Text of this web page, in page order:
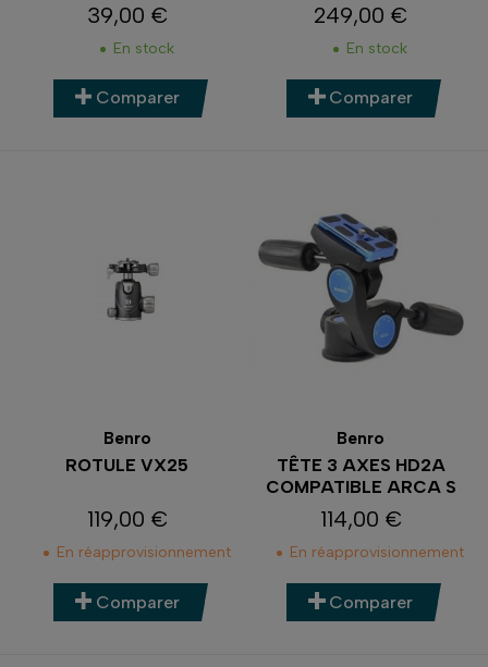
Prix
39,00 €
En stock
Comparer
Prix
249,00 €
En stock
Comparer
Benro
ROTULE VX25
Prix
119,00 €
En réapprovisionnement
Comparer
Benro
TÊTE 3 AXES HD2A
COMPATIBLE ARCA S
Prix
114,00 €
En réapprovisionnement
Comparer